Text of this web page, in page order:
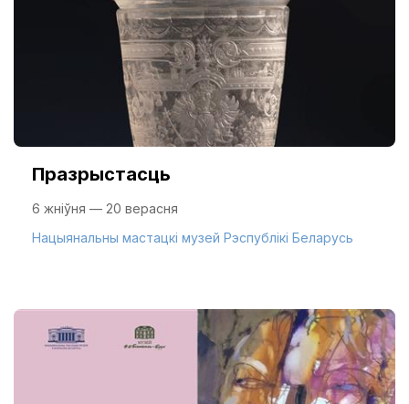
Празрыстасць
6 жніўня — 20 верасня
Нацыянальны мастацкі музей Рэспублікі Беларусь